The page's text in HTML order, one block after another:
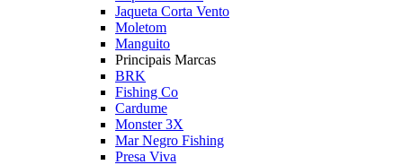
Jaqueta Corta Vento
Moletom
Manguito
Principais Marcas
BRK
Fishing Co
Cardume
Monster 3X
Mar Negro Fishing
Presa Viva